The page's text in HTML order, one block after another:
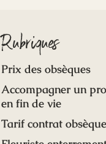
Rubriques
Prix des obsèques
Accompagner un
en fin de vie
Tarif contrat